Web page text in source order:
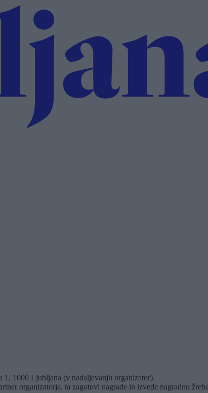
1000 Ljubljana (v nadaljevanju organizator).
organizatorja, ta zagotovi nagrade in izvede nagradno